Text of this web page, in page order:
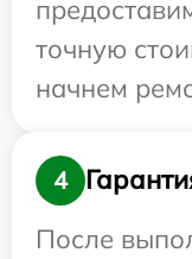
точную
начнем
4
После